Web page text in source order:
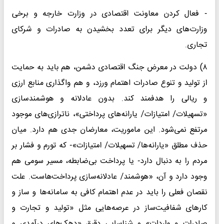
- فعال کردن معاونت اقتصادی در وزارت خارجه و برخی
وزارت‌های دیگر برای تعدد بخشیدن به صادرات و شرکای
تجاری.
۸) دولت در معرض جنگ اقتصادی دشمن، هم باید به حمایت
از تولید و تنوع صادرات اهتمام ورزد، و هم واگذاری منابع ارزی
و ریالی را هدفمند کند. بدون عادلانه و هوشمندسازی
«تسهیلات/ امتیازات/ یارانه‌های پرداختی»، ناترازی‌های موجود
مرتفع نمی‌شود. این ماموریت، معارضان جدی هم دارد. میان
حذف مطلق «یارانه‌ها/ تسهیلات/ امتیازات»- که تورم و فشار بر
مردم را به دنبال دارد- یا پرداخت بی‌ضابطه، مسیر سومی هم
وجود دارد و آن، «هوشمند/ عادلانه‌سازی پرداخت‌هاست. علت
نقصان فعلی را باید در عدم اهتمام کافی به سامانه‌‌ها و ساز و
کار‌های شفافیت‌ساز در عرصه‌‌هایی مثل «تولید و تجارت و